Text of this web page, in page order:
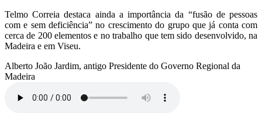
Telmo Correia destaca ainda a importância da “fusão de pessoas
com e sem deficiência” no crescimento do grupo que já conta com
cerca de 200 elementos e no trabalho que tem sido desenvolvido, na
Madeira e em Viseu.
Alberto João Jardim, antigo Presidente do Governo Regional da
Madeira